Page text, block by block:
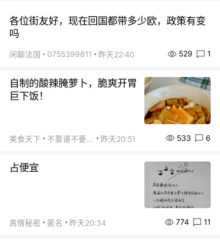
各位街友好，现在回国都带多少欧，政策有变
吗
闲聊法国 0755399811 昨天22:40 529 1
自制的酸辣腌萝卜，脆爽开胃
巨下饭！
美食天下 不靠谱不要联系 昨天20:51 533 6
占便宜
真情秘密 匿名 昨天20:34 774 11